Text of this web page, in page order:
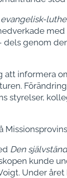
genom
informera
styrelser,
Den
kunde
Under